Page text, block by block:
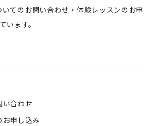
てのお問い合わせ・体験レッスンのお申
います。
い合わせ
お申し込み